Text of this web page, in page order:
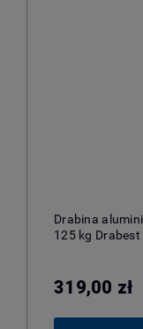
Drabina
125 kg Drabest
319,00 zł